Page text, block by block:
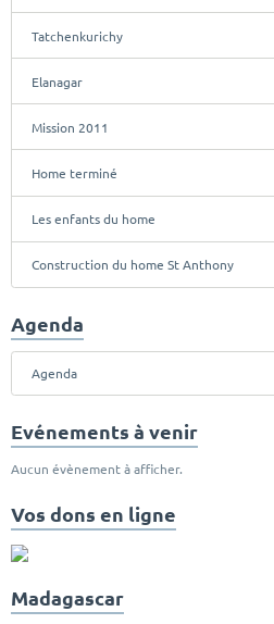
Tatchenkurichy
Elanagar
Mission 2011
Home terminé
Les enfants du home
Construction du home St Anthony
Agenda
Agenda
Evénements à venir
Aucun évènement à afficher.
Vos dons en ligne
Madagascar